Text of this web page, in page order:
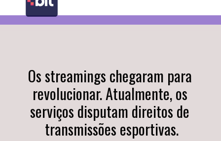
Os streamings chegaram para
revolucionar. Atualmente, os
serviços disputam direitos de
transmissões esportivas.